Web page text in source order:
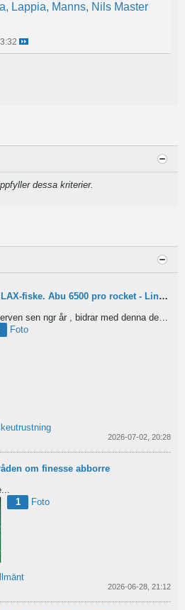
Lappia, Manns, Nils Master
dessa kriterier.
fiske. Abu 6500 pro rocket - Lina för kort?
Tillhör begåvningsreserven sen ngr år , bidrar med denna devis.
Foto
2026-07-02, 20:28
om finesse abborre
1
Foto
2026-06-28, 21:12